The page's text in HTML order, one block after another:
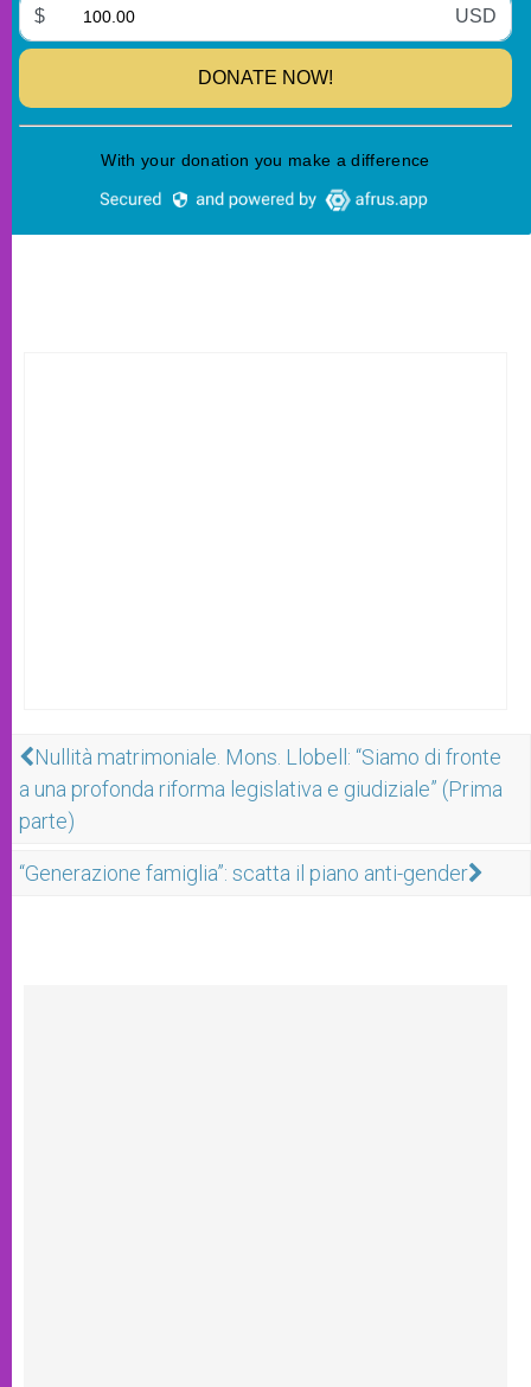
Nullità matrimoniale. Mons. Llobell: “Siamo di fronte
a una profonda riforma legislativa e giudiziale” (Prima
parte)
“Generazione famiglia”: scatta il piano anti-gender